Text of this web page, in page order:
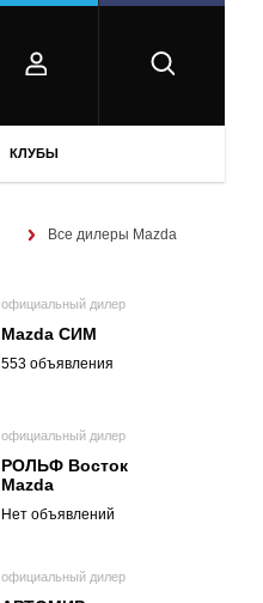
КЛУБЫ
Все дилеры Mazda
официальный дилер
Mazda СИМ
553 объявления
официальный дилер
РОЛЬФ Восток
Mazda
Нет объявлений
официальный дилер